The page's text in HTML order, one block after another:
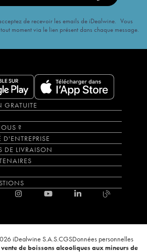
de recevoir les emails de iDealwine. Vous
moment via le lien présent dans chaque message.
GRATUITE
?
D'ENTREPRISE
DE LIVRAISON
iDealwine S.A.S.CGSDonnées personnelles
de boissons alcooliques aux mineurs de